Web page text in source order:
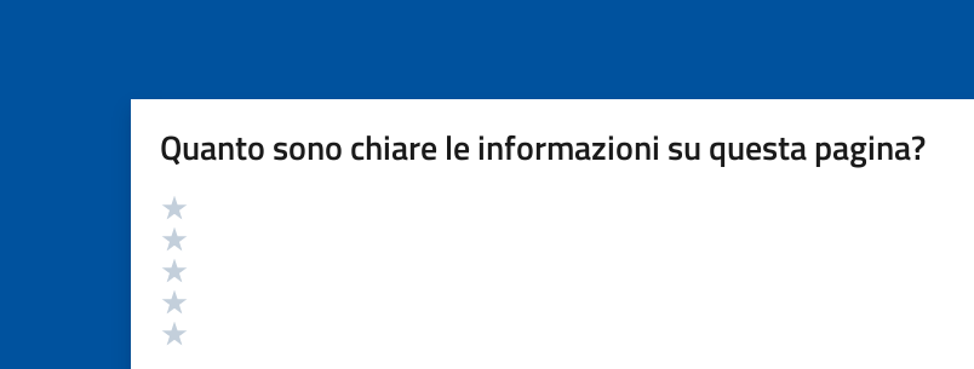
Quanto sono chiare le informazioni su questa pagina?
Valutazione